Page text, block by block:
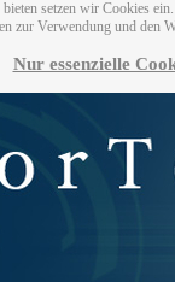
setzen wir Cookies
zur Verwendung und den
Nur essenzielle